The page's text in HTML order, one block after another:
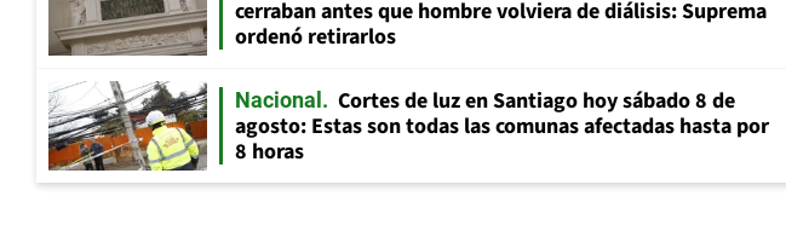
cerraban antes que hombre volviera de diálisis: Suprema
ordenó retirarlos
Nacional
Cortes de luz en Santiago hoy sábado 8 de
agosto: Estas son todas las comunas afectadas hasta por
8 horas